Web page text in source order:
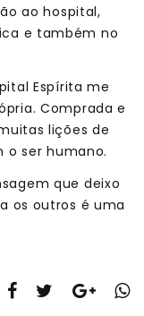
ao hospital,
e também no
Espírita me
Comprada e
lições de
o ser humano.
que deixo
os outros é uma